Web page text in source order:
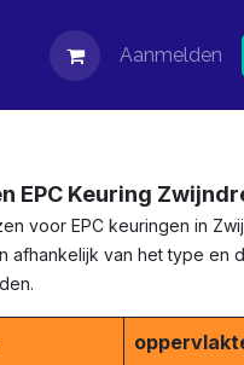
Contact Aanmelden
EPC Keuring
voor EPC keuringen in
afhankelijk van het type en